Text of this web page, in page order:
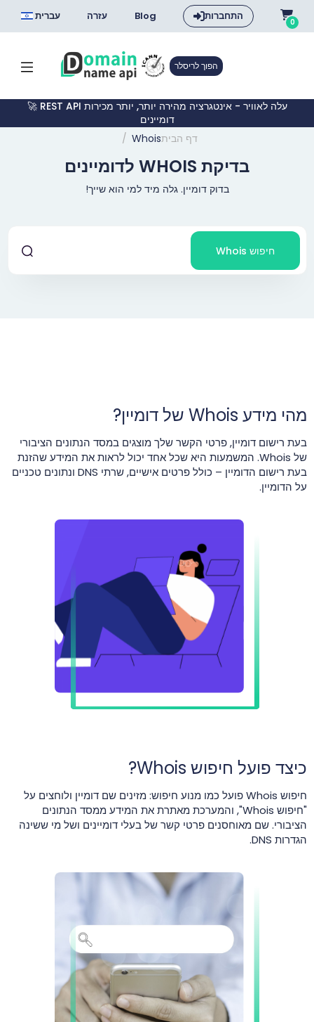
עברית עזרה Blog התחברות 0
הפוך לריסלר
🚀 REST API עלה לאוויר - אינטגרציה מהירה יותר, יותר מכירות
דומיינים
דף הביתWhois
בדיקת WHOIS לדומיינים
בדוק דומיין. גלה מיד למי הוא שייך!
חיפוש Whois
מהי מידע Whois של דומיין?
בעת רישום דומיין, פרטי הקשר שלך מוצגים במסד הנתונים הציבורי
של Whois. המשמעות היא שכל אחד יכול לראות את המידע שהזנת
בעת רישום הדומיין – כולל פרטים אישיים, שרתי DNS ונתונים טכניים
על הדומיין.
כיצד פועל חיפוש Whois?
חיפוש Whois פועל כמו מנוע חיפוש: מזינים שם דומיין ולוחצים על
"חיפוש Whois", והמערכת מאתרת את המידע ממסד הנתונים
הציבורי. שם מאוחסנים פרטי קשר של בעלי דומיינים ושל מי ששינה
הגדרות DNS.